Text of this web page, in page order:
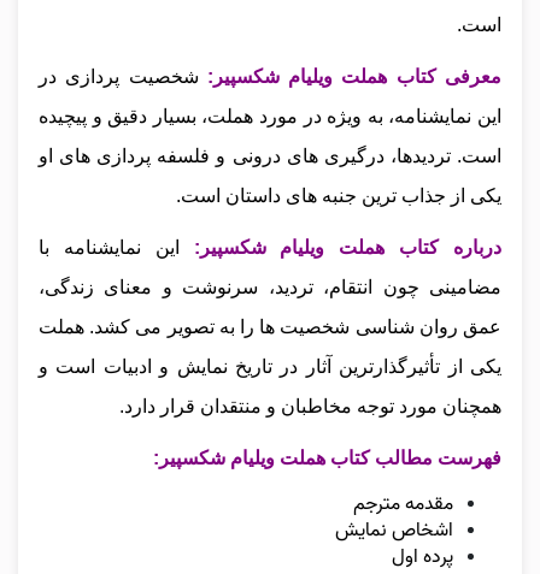
است.
معرفی کتاب هملت ویلیام شکسپیر: شخصیت‌ پردازی در
این نمایشنامه، به‌ ویژه در مورد هملت، بسیار دقیق و پیچیده
است. تردیدها، درگیری‌ های درونی و فلسفه‌ پردازی‌ های او
یکی از جذاب‌ ترین جنبه‌ های داستان است.
درباره کتاب هملت ویلیام شکسپیر:
این نمایشنامه با
مضامینی چون انتقام، تردید، سرنوشت و معنای زندگی،
عمق روان‌ شناسی شخصیت‌ ها را به تصویر می‌ کشد. هملت
یکی از تأثیرگذارترین آثار در تاریخ نمایش و ادبیات است و
همچنان مورد توجه مخاطبان و منتقدان قرار دارد.
فهرست مطالب کتاب هملت ویلیام شکسپیر:
مقدمه مترجم
اشخاص نمایش
پرده اول